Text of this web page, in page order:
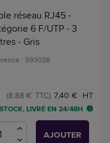
réseau RJ45 -
6 F/UTP - 3
- Gris
: 593028
7,40 € HT
(8,88 € TTC)
LIVRÉ EN 24/48H
AJOUTER